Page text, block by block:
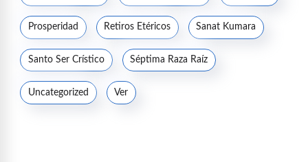
Prosperidad Retiros Etéricos Sanat Kumara
Santo Ser Crístico Séptima Raza Raíz
Uncategorized Ver